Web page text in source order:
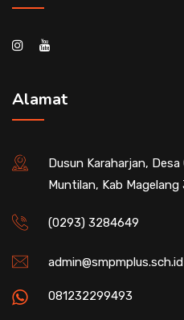
Alamat
Dusun Karaharjan,
Muntilan, Kab
(0293) 3284649
admin@smpmplus.sch.id
081232299493